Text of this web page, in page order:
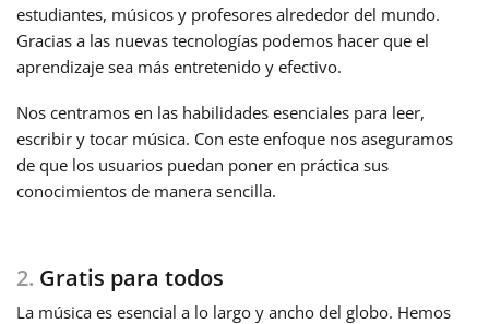
हिन्दी
Italiano
日本語
estudiantes, músicos y profesores alrededor del mundo.
Gracias a las nuevas tecnologías podemos hacer que el
aprendizaje sea más entretenido y efectivo.
Nos centramos en las habilidades esenciales para leer,
escribir y tocar música. Con este enfoque nos aseguramos
de que los usuarios puedan poner en práctica sus
conocimientos de manera sencilla.
2. Gratis para todos
La música es esencial a lo largo y ancho del globo. Hemos